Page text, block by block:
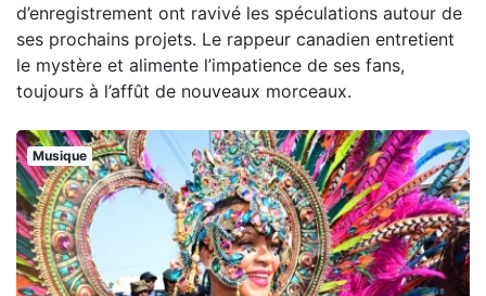
d’enregistrement ont ravivé les spéculations autour de
ses prochains projets. Le rappeur canadien entretient
le mystère et alimente l’impatience de ses fans,
toujours à l’affût de nouveaux morceaux.
Musique